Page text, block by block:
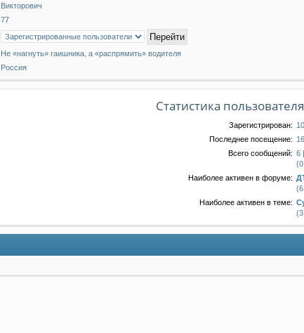
Викторович
77
Не «нагнуть» гаишника, а «распрямить» водителя
Россия
Статистика пользователя
Зарегистрирован:
Последнее посещение:
Всего сообщений: 6 |
Наиболее активен в форуме:
Наиболее активен в теме: